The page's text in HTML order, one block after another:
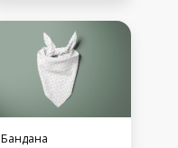
Бандана